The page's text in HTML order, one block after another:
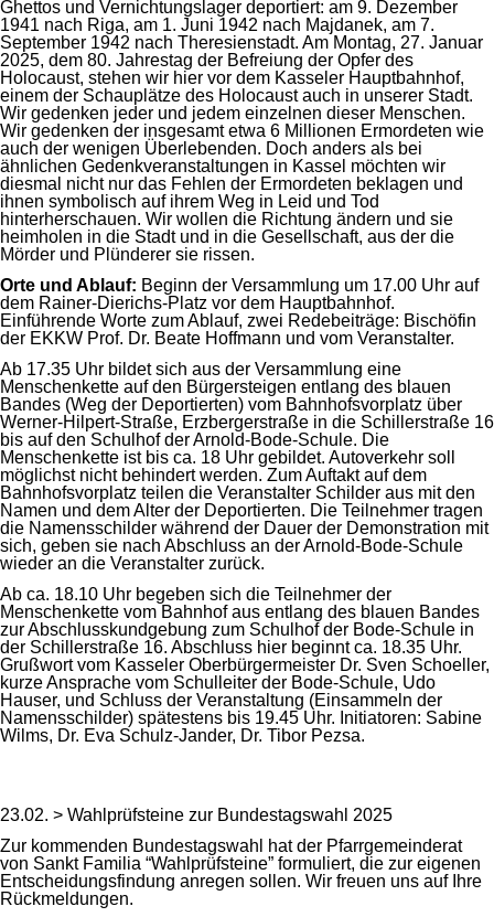
Ghettos und Vernichtungslager deportiert: am 9. Dezember
1941 nach Riga, am 1. Juni 1942 nach Majdanek, am 7.
September 1942 nach Theresienstadt. Am Montag, 27. Januar
2025, dem 80. Jahrestag der Befreiung der Opfer des
Holocaust, stehen wir hier vor dem Kasseler Hauptbahnhof,
einem der Schauplätze des Holocaust auch in unserer Stadt.
Wir gedenken jeder und jedem einzelnen dieser Menschen.
Wir gedenken der insgesamt etwa 6 Millionen Ermordeten wie
auch der wenigen Überlebenden. Doch anders als bei
ähnlichen Gedenkveranstaltungen in Kassel möchten wir
diesmal nicht nur das Fehlen der Ermordeten beklagen und
ihnen symbolisch auf ihrem Weg in Leid und Tod
hinterherschauen. Wir wollen die Richtung ändern und sie
heimholen in die Stadt und in die Gesellschaft, aus der die
Mörder und Plünderer sie rissen.
Orte und Ablauf: Beginn der Versammlung um 17.00 Uhr auf
dem Rainer-Dierichs-Platz vor dem Hauptbahnhof.
Einführende Worte zum Ablauf, zwei Redebeiträge: Bischöfin
der EKKW Prof. Dr. Beate Hoffmann und vom Veranstalter.
Ab 17.35 Uhr bildet sich aus der Versammlung eine
Menschenkette auf den Bürgersteigen entlang des blauen
Bandes (Weg der Deportierten) vom Bahnhofsvorplatz über
Werner-Hilpert-Straße, Erzbergerstraße in die Schillerstraße 16
bis auf den Schulhof der Arnold-Bode-Schule. Die
Menschenkette ist bis ca. 18 Uhr gebildet. Autoverkehr soll
möglichst nicht behindert werden. Zum Auftakt auf dem
Bahnhofsvorplatz teilen die Veranstalter Schilder aus mit den
Namen und dem Alter der Deportierten. Die Teilnehmer tragen
die Namensschilder während der Dauer der Demonstration mit
sich, geben sie nach Abschluss an der Arnold-Bode-Schule
wieder an die Veranstalter zurück.
Ab ca. 18.10 Uhr begeben sich die Teilnehmer der
Menschenkette vom Bahnhof aus entlang des blauen Bandes
zur Abschlusskundgebung zum Schulhof der Bode-Schule in
der Schillerstraße 16. Abschluss hier beginnt ca. 18.35 Uhr.
Grußwort vom Kasseler Oberbürgermeister Dr. Sven Schoeller,
kurze Ansprache vom Schulleiter der Bode-Schule, Udo
Hauser, und Schluss der Veranstaltung (Einsammeln der
Namensschilder) spätestens bis 19.45 Uhr. Initiatoren: Sabine
Wilms, Dr. Eva Schulz-Jander, Dr. Tibor Pezsa.
23.02. > Wahlprüfsteine zur Bundestagswahl 2025
Zur kommenden Bundestagswahl hat der Pfarrgemeinderat
von Sankt Familia “Wahlprüfsteine” formuliert, die zur eigenen
Entscheidungsfindung anregen sollen. Wir freuen uns auf Ihre
Rückmeldungen.